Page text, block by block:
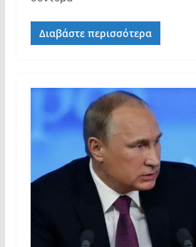
Διαβάστε περισσότερα